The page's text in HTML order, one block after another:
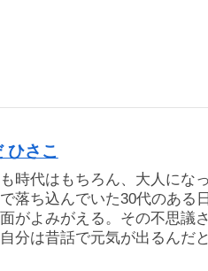
ひさこ
時代はもちろん、大人にな
落ち込んでいた30代のある
がよみがえる。その不思議
分は昔話で元気が出るんだ